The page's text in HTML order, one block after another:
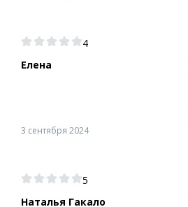
4
Елена
3 сентября 2024
5
Наталья Гакало